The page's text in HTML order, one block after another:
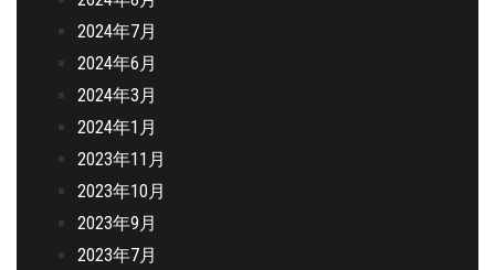
2024年7月
2024年6月
2024年3月
2024年1月
2023年11月
2023年10月
2023年9月
2023年7月